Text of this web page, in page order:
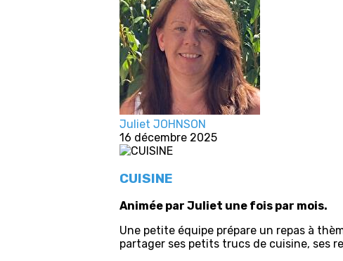
Juliet JOHNSON
16 décembre 2025
CUISINE
Animée par Juliet une fois par mois.
Une petite équipe prépare un repas à
partager ses petits trucs de cuisine, ses